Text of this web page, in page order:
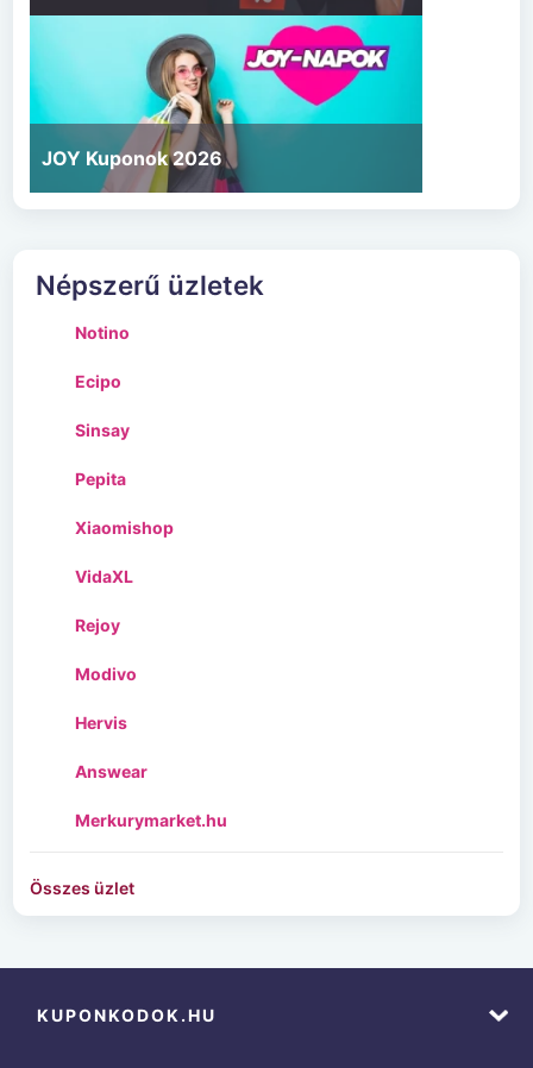
JOY Kuponok 2026
Népszerű üzletek
Notino
Ecipo
Sinsay
Pepita
Xiaomishop
VidaXL
Rejoy
Modivo
Hervis
Answear
Merkurymarket.hu
Összes üzlet
KUPONKODOK.HU